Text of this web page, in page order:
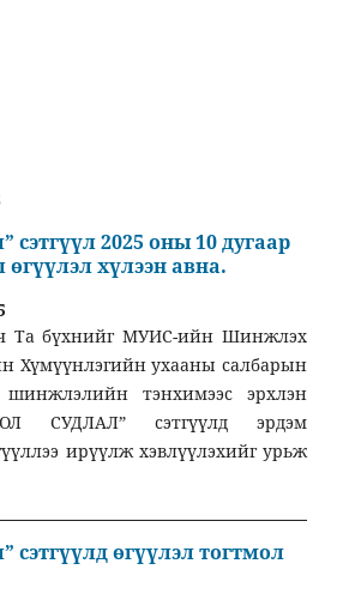
сэтгүүл 2025 оны 10 дугаар
өгүүлэл хүлээн авна.
Та бүхнийг МУИС-ийн Шинжлэх
Хүмүүнлэгийн ухааны салбарын
тэнхимээс эрхлэн
СУДЛАЛ” сэтгүүлд эрдэм
ирүүлж хэвлүүлэхийг урьж
сэтгүүлд өгүүлэл тогтмол